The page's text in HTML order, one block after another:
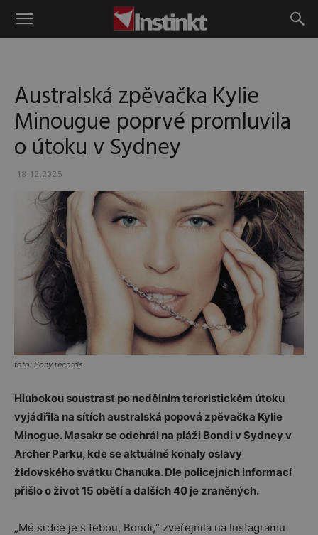
Instinkt
Australská zpěvačka Kylie
Minougue poprvé promluvila
o útoku v Sydney
18.12.2025
foto: Sony records
Hlubokou soustrast po nedělním teroristickém útoku
vyjádřila na sítích australská popová zpěvačka Kylie
Minogue. Masakr se odehrál na pláži Bondi v Sydney v
Archer Parku, kde se aktuálně konaly oslavy
židovského svátku Chanuka. Dle policejních informací
přišlo o život 15 obětí a dalších 40 je zraněných.
„Mé srdce je s tebou, Bondi,“ zveřejnila na Instagramu